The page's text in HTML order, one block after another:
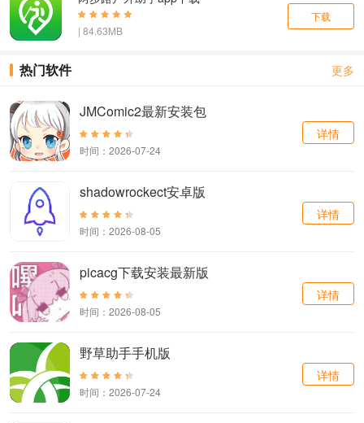
| 84.63MB
下载
热门软件 更多
JMComic2最新安装包
时间：2026-07-24
详情
shadowrockect安卓版
时间：2026-08-05
详情
picacg下载安装最新版
时间：2026-08-05
详情
野草助手手机版
时间：2026-07-24
详情